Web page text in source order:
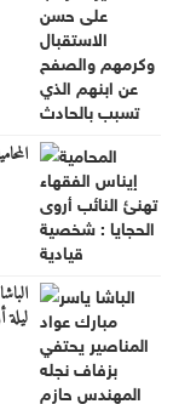
ليلة